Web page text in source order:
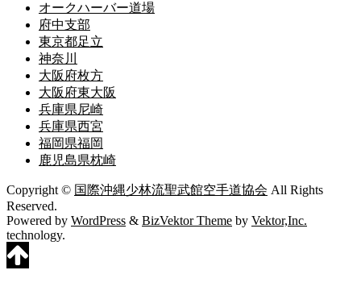
オークハーバー道場
府中支部
東京都足立
神奈川
大阪府枚方
大阪府東大阪
兵庫県尼崎
兵庫県西宮
福岡県福岡
鹿児島県枕崎
Copyright © 国際沖縄少林流聖武館空手道協会 All Rights
Reserved.
Powered by WordPress & BizVektor Theme by Vektor,Inc.
technology.